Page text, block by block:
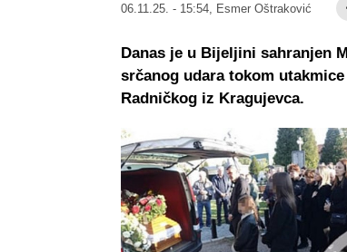
06.11.25. - 15:54, Esmer Oštraković
Danas je u Bijeljini sahranjen
srčanog udara tokom
Radničkog iz Kragujevca.